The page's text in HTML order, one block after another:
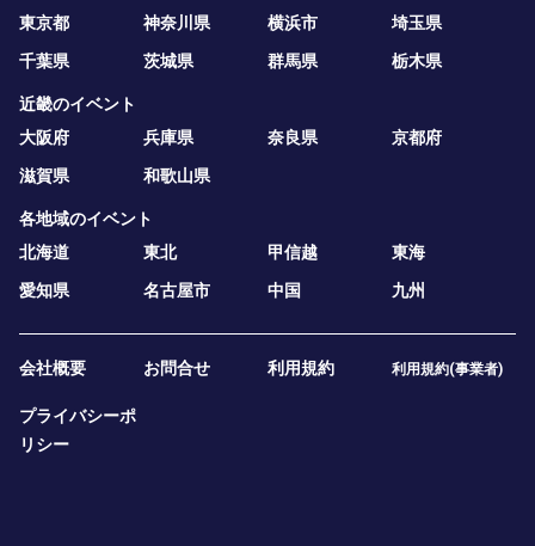
東京都
神奈川県 横浜市
埼玉県
千葉県
茨城県 群馬県 栃木県
近畿のイベント
大阪府
兵庫県 奈良県
京都府
滋賀県
和歌山県
各地域のイベント
北海道
東北 甲信越
東海
愛知県
名古屋市 中国 九州
会社概要 お問合せ 利用規約 利用規約(事業者)
プライバシーポ
リシー